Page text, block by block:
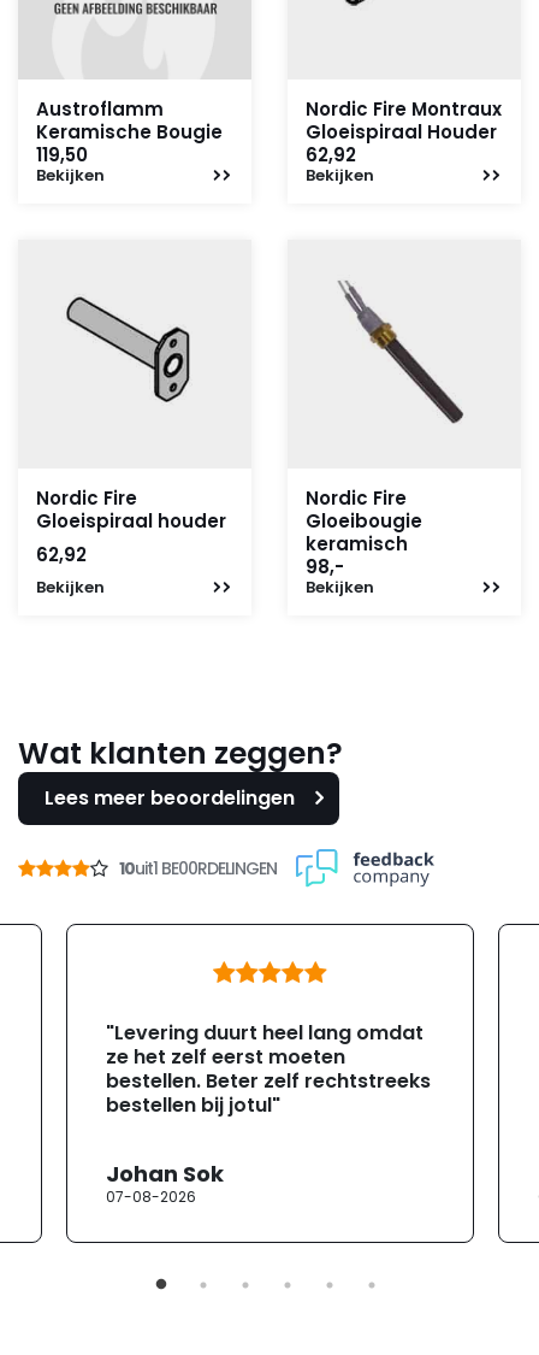
Austroflamm
Keramische Bougie
119,50
Bekijken
Nordic Fire Montraux
Gloeispiraal Houder
62,92
Bekijken
Nordic Fire
Gloeispiraal houder
62,92
Bekijken
Nordic Fire
Gloeibougie
keramisch
98,-
Bekijken
Wat klanten zeggen?
Lees meer beoordelingen
10uit1 BE00RDELINGEN
"Levering duurt heel lang omdat
ze het zelf eerst moeten
bestellen. Beter zelf rechtstreeks
bestellen bij jotul"
Johan Sok
07-08-2026